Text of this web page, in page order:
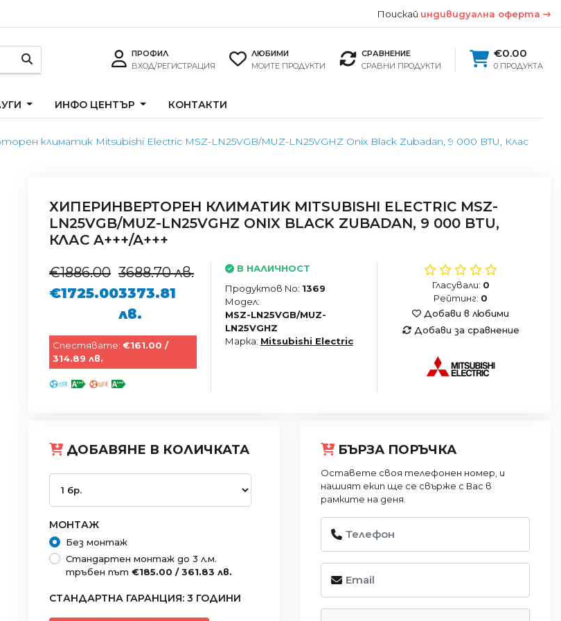
Поискай индивидуална оферта
ПРОФИЛ
ВХОД/РЕГИСТРАЦИЯ
ЛЮБИМИ
МОИТЕ ПРОДУКТИ
СРАВНЕНИЕ
СРАВНИ ПРОДУКТИ
€0.00
0 ПРОДУКТА
ИНФО ЦЕНТЪР КОНТАКТИ
климатик Mitsubishi Electric MSZ-LN25VGB/MUZ-LN25VGHZ Onix Black Zubadan, 9 000 BTU, Клас
ХИПЕРИНВЕРТОРЕН КЛИМАТИК MITSUBISHI ELECTRIC MSZ-
LN25VGB/MUZ-LN25VGHZ ONIX BLACK ZUBADAN, 9 000 BTU,
КЛАС A+++/A+++
€1886.00
€1725.00
3688.70 лв.
3373.81
лв.
Спестявате: €161.00 /
314.89 лв.
В НАЛИЧНОСТ
Продуктов No: 1369
Модел:
MSZ-LN25VGB/MUZ-
LN25VGHZ
Марка: Mitsubishi Electric
Гласували: 0
Рейтинг: 0
Добави в любими
Добави за сравнение
ДОБАВЯНЕ В КОЛИЧКАТА
МОНТАЖ
Без монтаж
Стандартен монтаж до 3 л.м.
тръбен път €185.00 / 361.83 лв.
СТАНДАРТНА ГАРАНЦИЯ: 3 ГОДИНИ
БЪРЗА ПОРЪЧКА
Оставете своя телефонен номер, и
нашият екип ще се свърже с Вас в
рамките на деня.